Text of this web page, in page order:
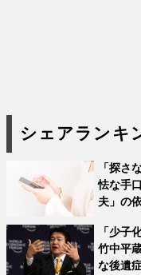
シェアランキ
「探さ
怯な手
夫」の
「少子
竹中平
な後遺